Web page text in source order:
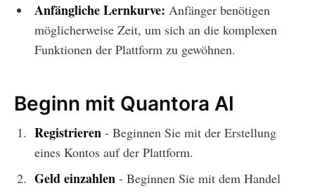
Anfängliche Lernkurve: Anfänger benötigen
möglicherweise Zeit, um sich an die komplexen
Funktionen der Plattform zu gewöhnen.
Beginn mit Quantora AI
Registrieren - Beginnen Sie mit der Erstellung
eines Kontos auf der Plattform.
Geld einzahlen - Beginnen Sie mit dem Handel